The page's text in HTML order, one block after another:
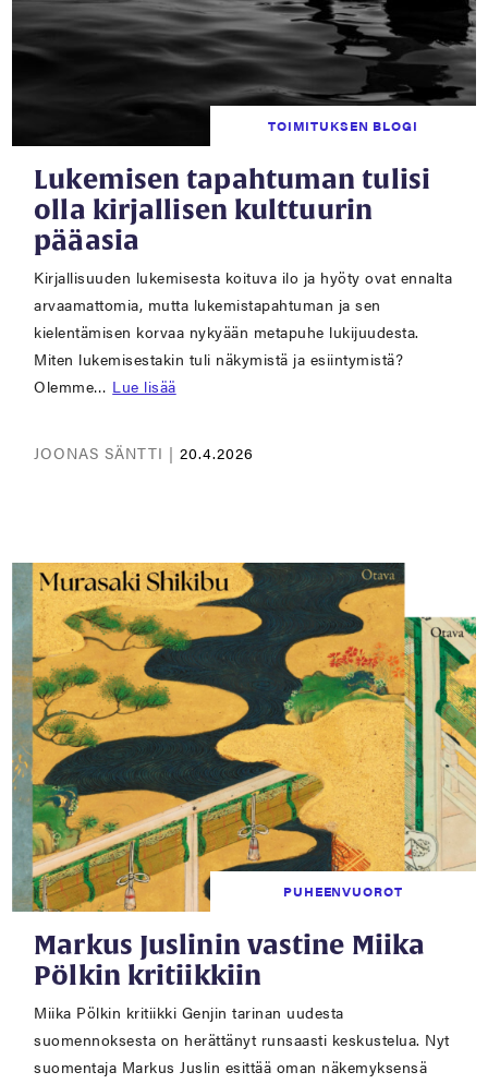
TOIMITUKSEN BLOGI
Lukemisen tapahtuman tulisi
olla kirjallisen kulttuurin
pääasia
Kirjallisuuden lukemisesta koituva ilo ja hyöty ovat ennalta
arvaamattomia, mutta lukemistapahtuman ja sen
kielentämisen korvaa nykyään metapuhe lukijuudesta.
Miten lukemisestakin tuli näkymistä ja esiintymistä?
Olemme… Lue lisää
JOONAS SÄNTTI |20.4.2026
PUHEENVUOROT
Markus Juslinin vastine Miika
Pölkin kritiikkiin
Miika Pölkin kritiikki Genjin tarinan uudesta
suomennoksesta on herättänyt runsaasti keskustelua. Nyt
suomentaja Markus Juslin esittää oman näkemyksensä